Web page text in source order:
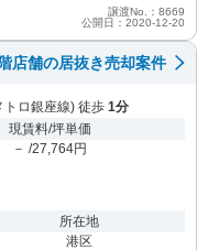
譲渡No.：8669
公開日：2020-12-20
店舗の居抜き売却案件
トロ銀座線) 徒歩 1分
現賃料/坪単価
－ /27,764円
所在地
港区